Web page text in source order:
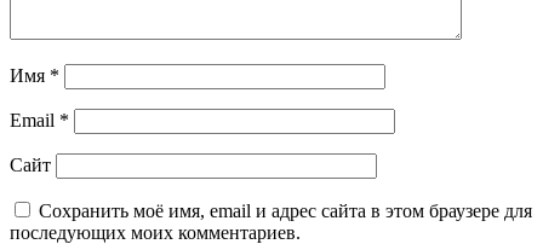
Имя *
Email *
Сайт
Сохранить моё имя, email и адрес сайта в этом браузере для
последующих моих комментариев.